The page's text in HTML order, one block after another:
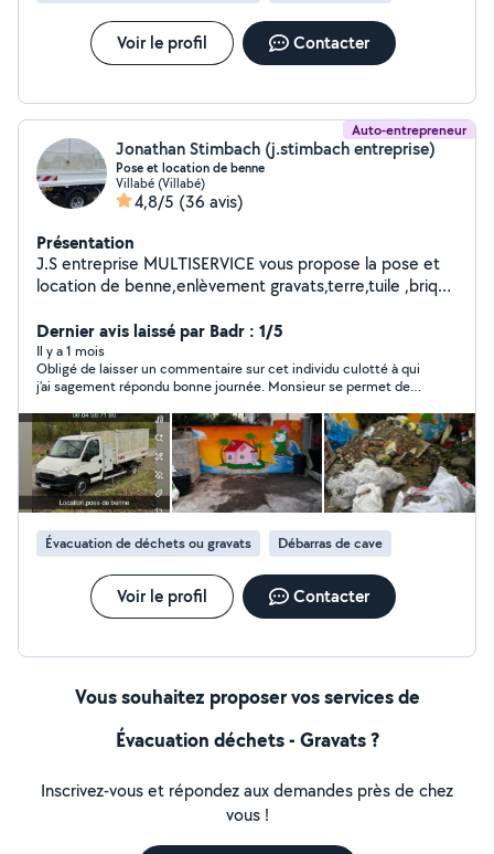
Voir le profil Contacter
Auto-entrepreneur
Jonathan Stimbach (j.stimbach entreprise)
Pose et location de benne
Villabé (Villabé)
4,8/5 (36 avis)
Présentation
J.S entreprise MULTISERVICE vous propose la pose et
location de benne,enlèvement gravats,terre,tuile ,brique
Dernier avis laissé par Badr : 1/5
Il y a 1 mois
Obligé de laisser un commentaire sur cet individu culotté à qui
j’ai sagement répondu bonne journée. Monsieur se permet de
annonce La blague j’ai reçu plusieurs offres en dessous de cet
individu comparé bien ailleurs, il y a moins cher que lui
Évacuation de déchets ou gravats Débarras de cave
Voir le profil Contacter
Vous souhaitez proposer vos services de
Évacuation déchets - Gravats ?
Inscrivez-vous et répondez aux demandes près de chez
vous !